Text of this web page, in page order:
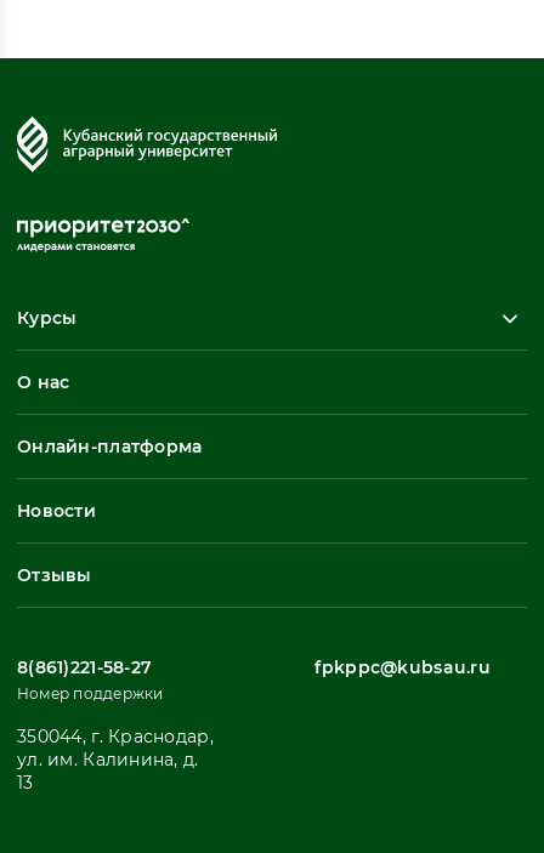
Курсы
Повышение квалификации
Профессиональная переподготовка
Профессиональное обучение
Все
О нас
Онлайн-платформа
Новости
Отзывы
8(861)221-58-27
Номер поддержки
fpkppc@kubsau.ru
350044, г. Краснодар,
ул. им. Калинина, д.
13